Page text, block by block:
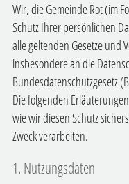
Wir, die Gemeinde Rot (im
Schutz Ihrer persönlichen
alle geltenden Gesetze und
insbesondere an die
Bundesdatenschutzgesetz
Die folgenden
wie wir diesen Schutz
Zweck verarbeiten.
1. Nutzungsdaten